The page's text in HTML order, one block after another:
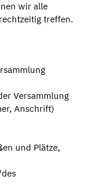
wir alle
treffen.
Versammlung
Anschrift)
und Plätze,